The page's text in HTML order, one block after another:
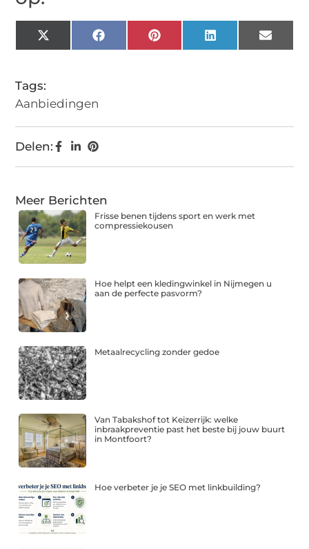
X
(Twitter)
FacebookPinterestLinkedIn Email
Tags:
Aanbiedingen
Delen:
Meer Berichten
Frisse benen tijdens sport en werk met
compressiekousen
Hoe helpt een kledingwinkel in Nijmegen u
aan de perfecte pasvorm?
Metaalrecycling zonder gedoe
Van Tabakshof tot Keizerrijk: welke
inbraakpreventie past het beste bij jouw buurt
in Montfoort?
Hoe verbeter je je SEO met linkbuilding?